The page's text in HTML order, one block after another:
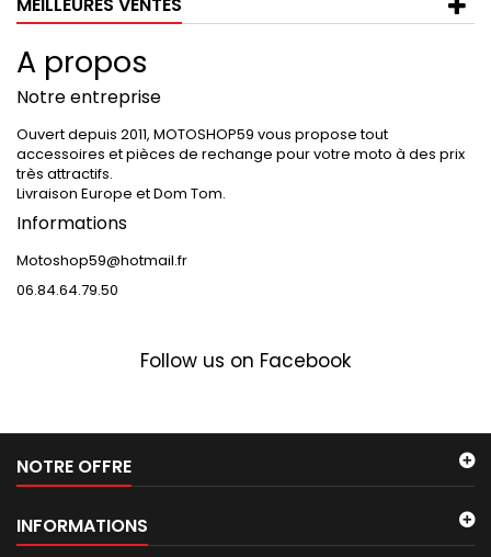
A propos
Notre entreprise
Ouvert depuis 2011, MOTOSHOP59 vous propose tout
accessoires et pièces de rechange pour votre moto à des prix
très attractifs.
Livraison Europe et Dom Tom.
Informations
Motoshop59@hotmail.fr
06.84.64.79.50
Follow us on Facebook
NOTRE OFFRE
INFORMATIONS